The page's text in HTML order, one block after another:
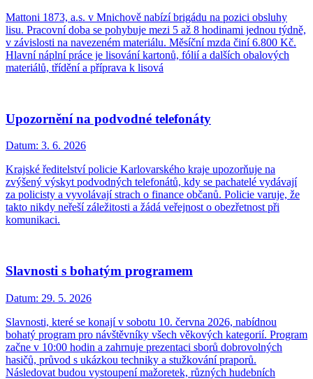
Mattoni 1873, a.s. v Mnichově nabízí brigádu na pozici obsluhy
lisu. Pracovní doba se pohybuje mezi 5 až 8 hodinami jednou týdně,
v závislosti na navezeném materiálu. Měsíční mzda činí 6.800 Kč.
Hlavní náplní práce je lisování kartonů, fólií a dalších obalových
materiálů, třídění a příprava k lisová
Upozornění na podvodné telefonáty
Datum: 3. 6. 2026
Krajské ředitelství policie Karlovarského kraje upozorňuje na
zvýšený výskyt podvodných telefonátů, kdy se pachatelé vydávají
za policisty a vyvolávají strach o finance občanů. Policie varuje, že
takto nikdy neřeší záležitosti a žádá veřejnost o obezřetnost při
komunikaci.
Slavnosti s bohatým programem
Datum: 29. 5. 2026
Slavnosti, které se konají v sobotu 10. června 2026, nabídnou
bohatý program pro návštěvníky všech věkových kategorií. Program
začne v 10:00 hodin a zahrnuje prezentaci sborů dobrovolných
hasičů, průvod s ukázkou techniky a stužkování praporů.
Následovat budou vystoupení mažoretek, různých hudebních